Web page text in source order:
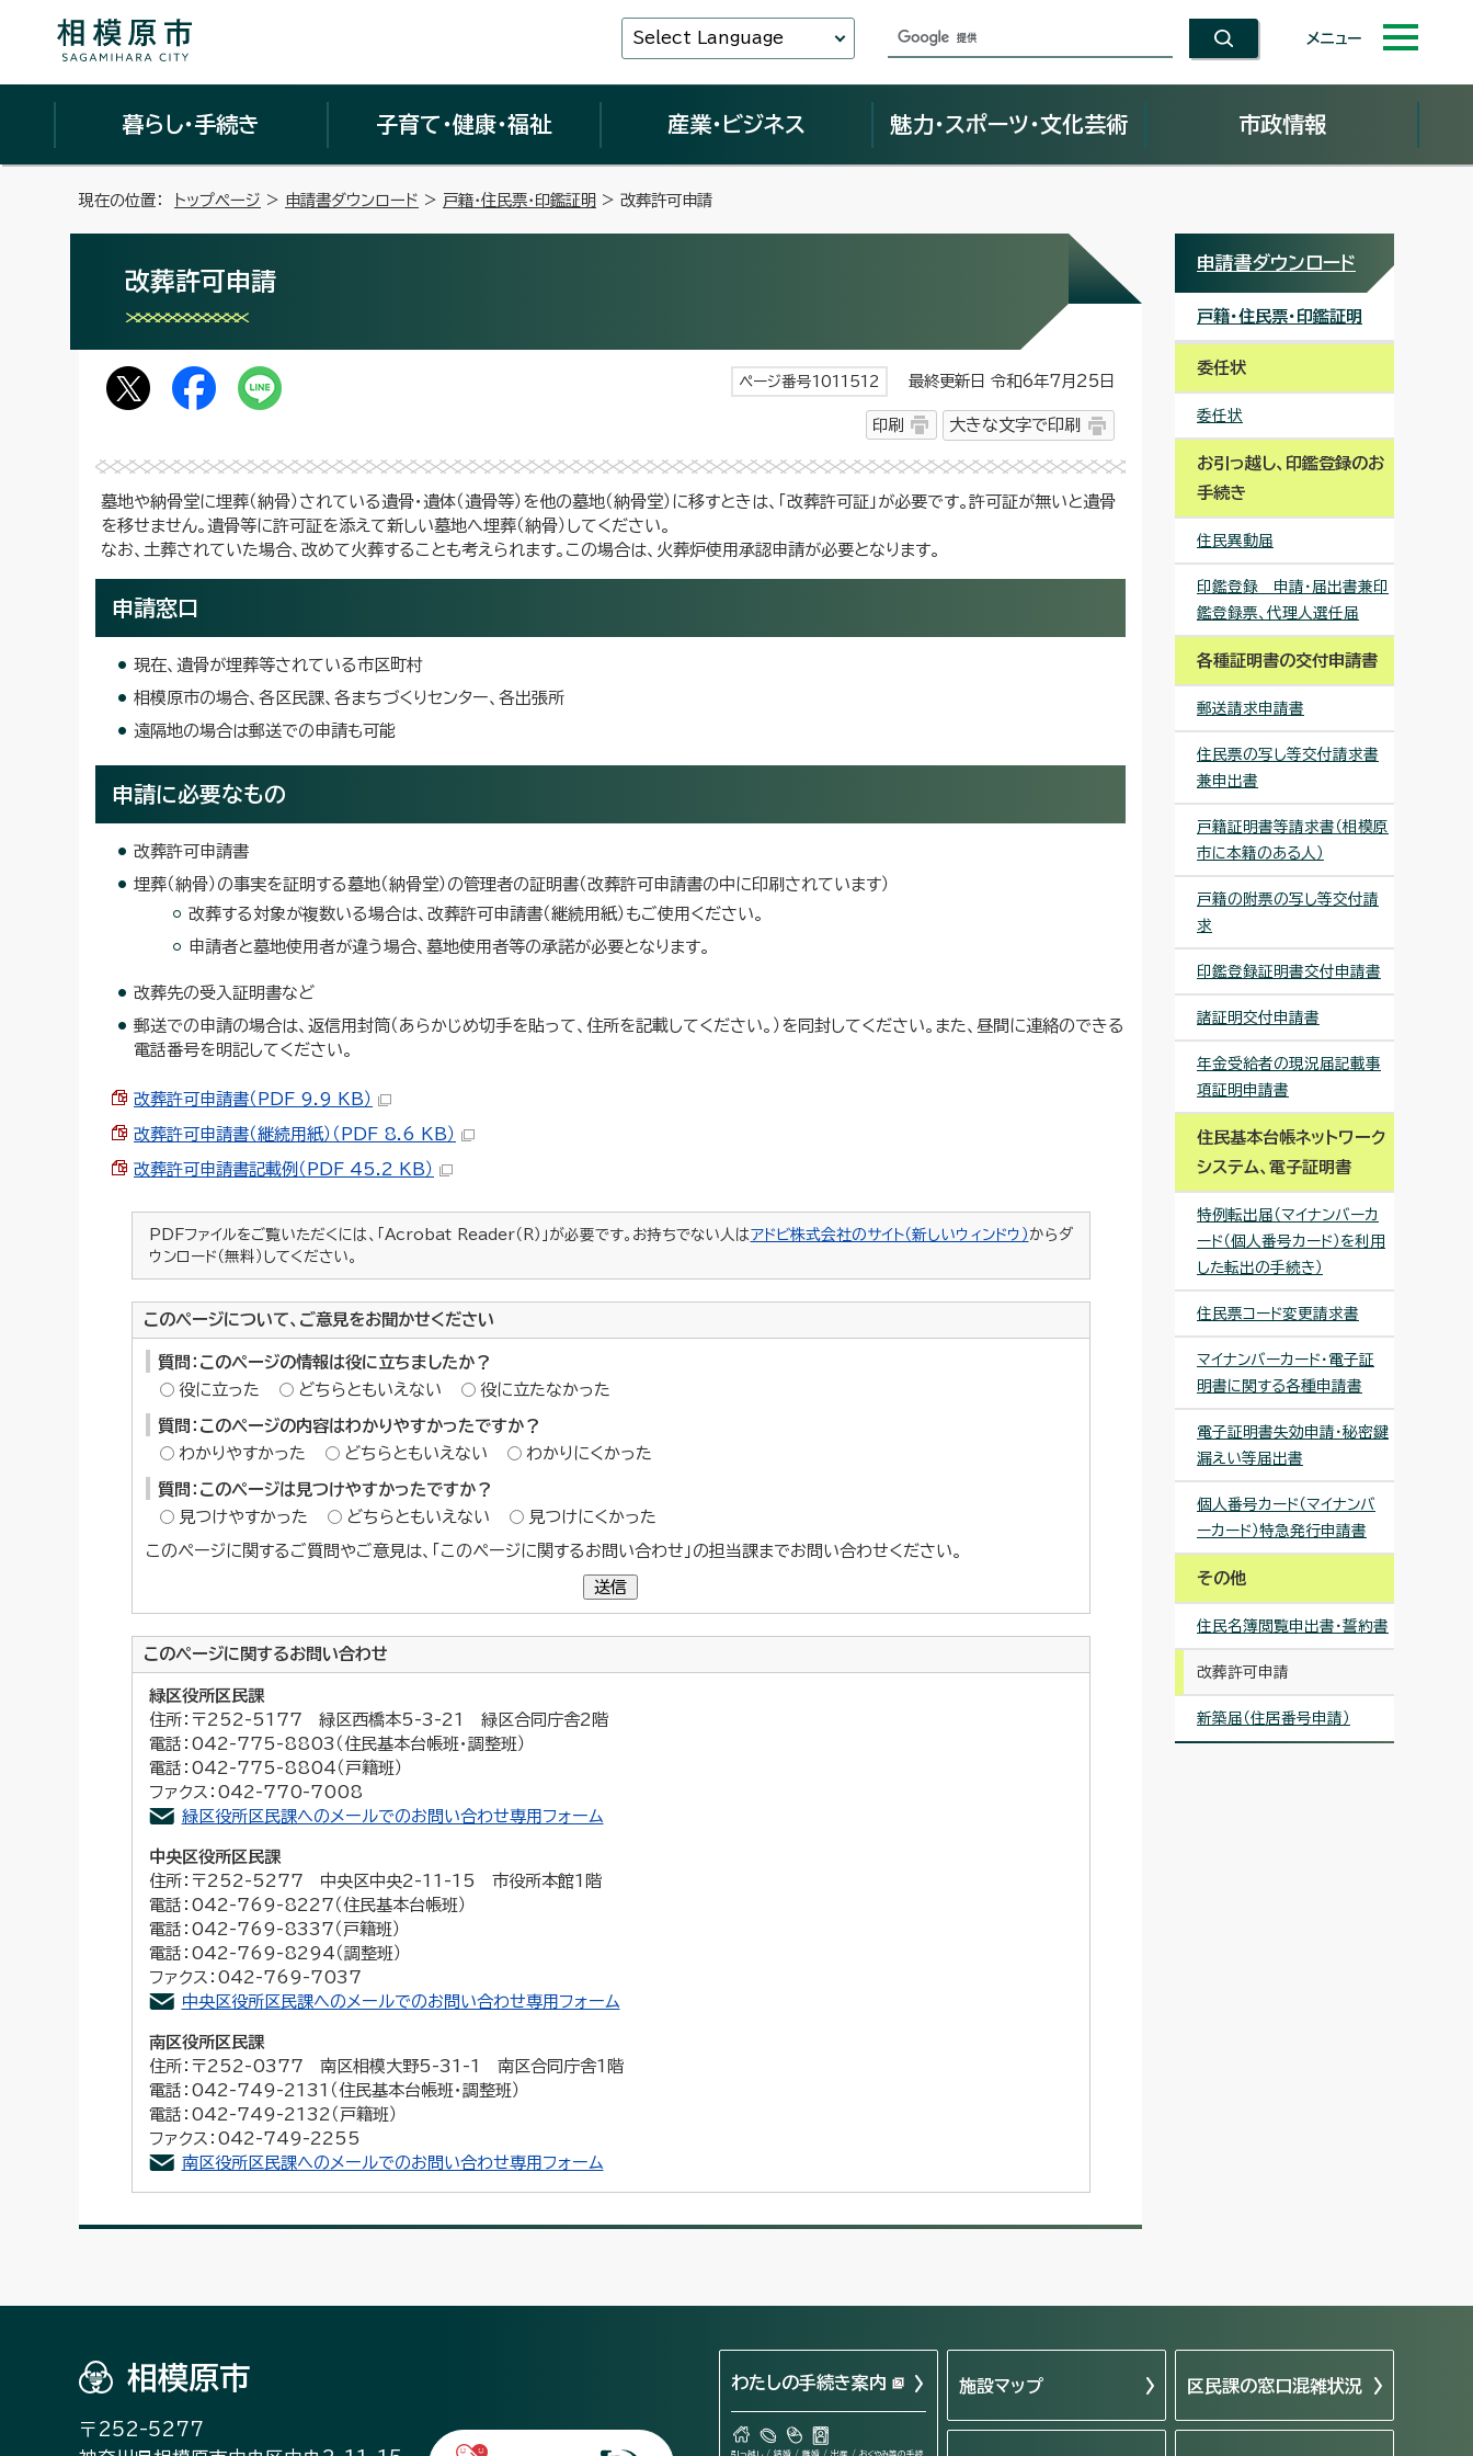
Select Language メニュー
暮らし・手続き 子育て・健康・福祉 産業・ビジネス 魅力・スポーツ・文化芸術 市政情報
現在の位置： トップページ > 申請書ダウンロード > 戸籍・住民票・印鑑証明 > 改葬許可申請
改葬許可申請
ページ番号1011512 最終更新日 令和6年7月25日
印刷 大きな文字で印刷
墓地や納骨堂に埋葬（納骨）されている遺骨・遺体（遺骨等）を他の墓地（納骨堂）に移すときは、「改葬許可証」が必要です。許可証が無いと遺骨
を移せません。遺骨等に許可証を添えて新しい墓地へ埋葬（納骨）してください。
なお、土葬されていた場合、改めて火葬することも考えられます。この場合は、火葬炉使用承認申請が必要となります。
申請窓口
現在、遺骨が埋葬等されている市区町村
相模原市の場合、各区民課、各まちづくりセンター、各出張所
遠隔地の場合は郵送での申請も可能
申請に必要なもの
改葬許可申請書
埋葬（納骨）の事実を証明する墓地（納骨堂）の管理者の証明書（改葬許可申請書の中に印刷されています）
改葬する対象が複数いる場合は、改葬許可申請書（継続用紙）もご使用ください。
申請者と墓地使用者が違う場合、墓地使用者等の承諾が必要となります。
改葬先の受入証明書など
郵送での申請の場合は、返信用封筒（あらかじめ切手を貼って、住所を記載してください。）を同封してください。また、昼間に連絡のできる
電話番号を明記してください。
改葬許可申請書（PDF 9.9 KB）
改葬許可申請書（継続用紙）（PDF 8.6 KB）
改葬許可申請書記載例（PDF 45.2 KB）
PDFファイルをご覧いただくには、「Acrobat Reader（R）」が必要です。お持ちでない人はアドビ株式会社のサイト（新しいウィンドウ） からダ
ウンロード（無料）してください。
このページについて、ご意見をお聞かせください
質問：このページの情報は役に立ちましたか？
役に立った
どちらともいえない 役に立たなかった
質問：このページの内容はわかりやすかったですか？
わかりやすかった
どちらともいえない わかりにくかった
質問：このページは見つけやすかったですか？
見つけやすかった
どちらともいえない 見つけにくかった
このページに関するご質問やご意見は、「このページに関するお問い合わせ」の担当課までお問い合わせください。
送信
このページに関するお問い合わせ
緑区役所区民課
住所：〒252-5177 緑区西橋本5-3-21 緑区合同庁舎2階
電話：042-775-8803（住民基本台帳班・調整班）
電話：042-775-8804（戸籍班）
ファクス：042-770-7008
緑区役所区民課へのメールでのお問い合わせ専用フォーム
中央区役所区民課
住所：〒252-5277 中央区中央2-11-15 市役所本館1階
電話：042-769-8227（住民基本台帳班）
電話：042-769-8337（戸籍班）
電話：042-769-8294（調整班）
ファクス：042-769-7037
中央区役所区民課へのメールでのお問い合わせ専用フォーム
南区役所区民課
住所：〒252-0377 南区相模大野5-31-1 南区合同庁舎1階
電話：042-749-2131（住民基本台帳班・調整班）
電話：042-749-2132（戸籍班）
ファクス：042-749-2255
南区役所区民課へのメールでのお問い合わせ専用フォーム
申請書ダウンロード
戸籍・住民票・印鑑証明
委任状
委任状
お引っ越し、印鑑登録のお
手続き
住民異動届
印鑑登録 申請・届出書兼印
鑑登録票、代理人選任届
各種証明書の交付申請書
郵送請求申請書
住民票の写し等交付請求書
兼申出書
戸籍証明書等請求書（相模原
市に本籍のある人）
戸籍の附票の写し等交付請
求
印鑑登録証明書交付申請書
諸証明交付申請書
年金受給者の現況届記載事
項証明申請書
住民基本台帳ネットワーク
システム、電子証明書
特例転出届（マイナンバーカ
ード（個人番号カード）を利用
した転出の手続き）
住民票コード変更請求書
マイナンバーカード・電子証
明書に関する各種申請書
電子証明書失効申請・秘密鍵
漏えい等届出書
個人番号カード（マイナンバ
ーカード）特急発行申請書
その他
住民名簿閲覧申出書・誓約書
改葬許可申請
新築届（住居番号申請）
相模原市
〒252-5277
わたしの手続き案内
引っ越し / 結婚 / 離婚 / 出産 / おくやみ等の手続
施設マップ 区民課の窓口混雑状況